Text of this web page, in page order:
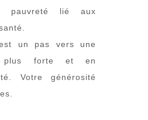
pauvreté lié aux
un pas vers une
plus forte et en
Votre générosité